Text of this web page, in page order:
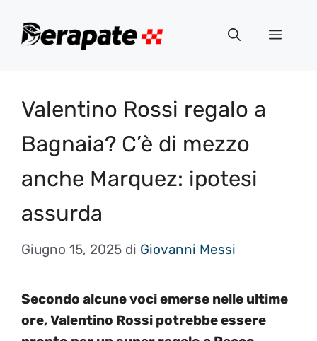
Menu
Valentino Rossi regalo a
Bagnaia? C’è di mezzo
anche Marquez: ipotesi
assurda
Giugno 15, 2025 di Giovanni Messi
Secondo alcune voci emerse nelle ultime
ore, Valentino Rossi potrebbe essere